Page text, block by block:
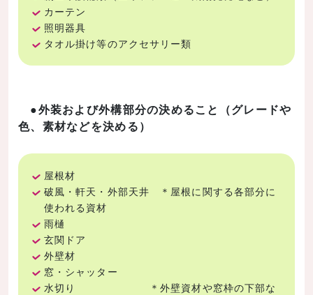
カーテン
照明器具
タオル掛け等のアクセサリー類
●外装および外構部分の決めること（グレードや
色、素材などを決める）
屋根材
破風・軒天・外部天井 ＊屋根に関する各部分に
使われる資材
雨樋
玄関ドア
外壁材
窓・シャッター
水切り ＊外壁資材や窓枠の下部な